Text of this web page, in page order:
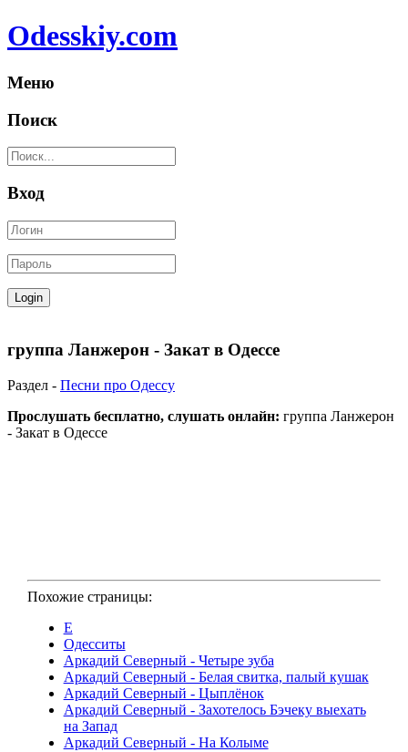
Odesskiy.com
Меню
Поиск
Вход
группа Ланжерон - Закат в Одессе
Раздел - Песни про Одессу
Прослушать бесплатно, слушать онлайн: группа Ланжерон
- Закат в Одессе
Похожие страницы:
Е
Одесситы
Аркадий Северный - Четыре зуба
Аркадий Северный - Белая свитка, палый кушак
Аркадий Северный - Цыплёнок
Аркадий Северный - Захотелось Бэчеку выехать
на Запад
Аркадий Северный - На Колыме